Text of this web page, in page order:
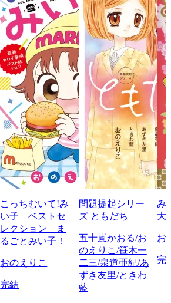
こっちむいて!み
い子 ベストセ
レクション ま
るごとみい子！
おのえりこ
完結
問題提起シリー
ズ ともだち
五十嵐かおる/お
のえりこ/笹木一
二三/泉道亜紀/あ
ずき友里/ときわ
藍
み
大
お
完